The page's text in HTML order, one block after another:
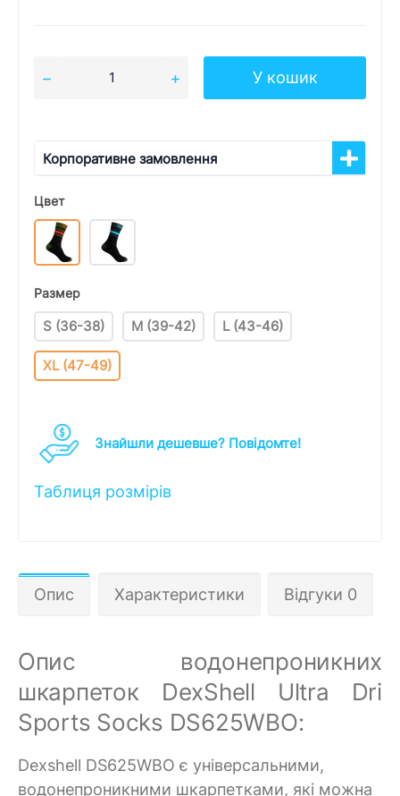
У кошик
Корпоративне замовлення
Цвет
Размер
S (36-38) M (39-42) L (43-46)
XL (47-49)
Знайшли дешевше? Повідомте!
Таблиця розмірів
Опис Характеристики Відгуки 0
Опис водонепроникних
шкарпеток DexShell Ultra Dri
Sports Socks DS625WBO:
Dexshell DS625WBO є універсальними,
водонепроникними шкарпетками, які можна